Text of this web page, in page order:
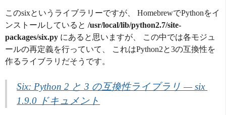
このsixというライブラリーですが、 HomebrewでPythonをイ
ンストールしていると /usr/local/lib/python2.7/site-
packages/six.py にあると思いますが、 この中では各モジュ
ールの再定義を行っていて、 これはPython2と3の互換性を
作るライブラリだそうです。
Six: Python 2 と 3 の互換性ライブラリ — six
1.9.0 ドキュメント